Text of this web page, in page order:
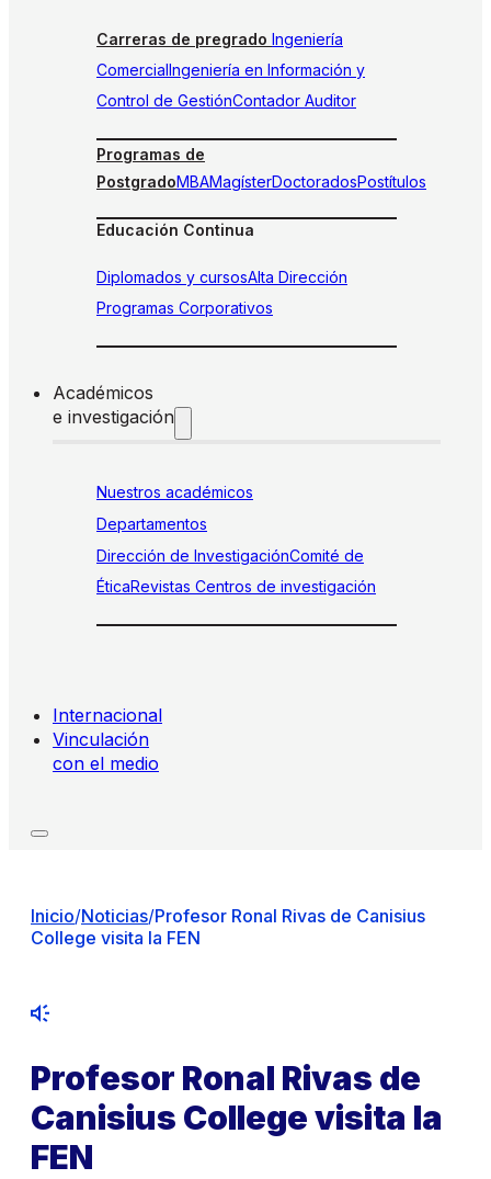
Carreras de pregrado Ingeniería
ComercialIngeniería en Información y
Control de GestiónContador Auditor
Programas de
PostgradoMBAMagísterDoctoradosPostítulos
Educación Continua
Diplomados y cursosAlta Dirección
Programas Corporativos
Académicos
e investigación
Nuestros académicos
Departamentos
Dirección de InvestigaciónComité de
ÉticaRevistas Centros de investigación
Internacional
Vinculación
con el medio
Inicio/Noticias/Profesor Ronal Rivas de Canisius
College visita la FEN
Profesor Ronal Rivas de
Canisius College visita la
FEN